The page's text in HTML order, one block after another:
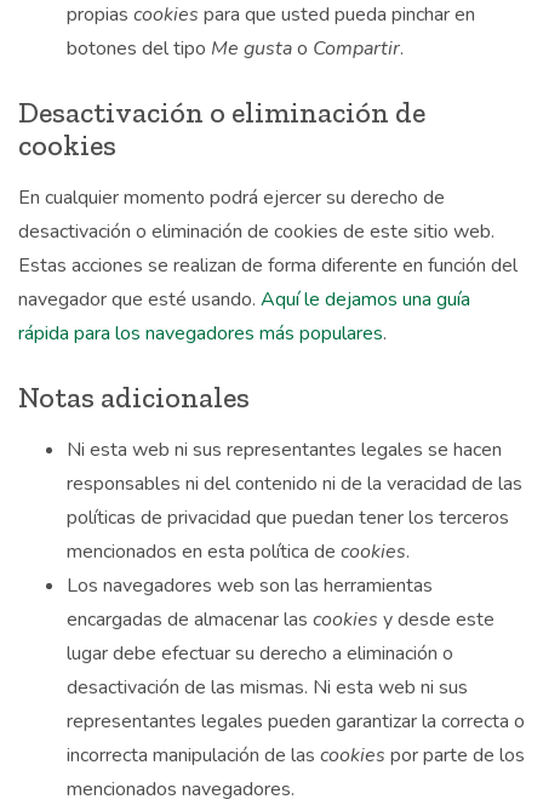
propias cookies para que usted pueda pinchar en
botones del tipo Me gustao Compartir.
Desactivación o eliminación de
cookies
En cualquier momento podrá ejercer su derecho de
desactivación o eliminación de cookies de este sitio web.
Estas acciones se realizan de forma diferente en función del
navegador que esté usando. Aquí le dejamos una guía
rápida para los navegadores más populares.
Notas adicionales
Ni esta web ni sus representantes legales se hacen
responsables ni del contenido ni de la veracidad de las
políticas de privacidad que puedan tener los terceros
mencionados en esta política de cookies.
Los navegadores web son las herramientas
encargadas de almacenar las cookies y desde este
lugar debe efectuar su derecho a eliminación o
desactivación de las mismas. Ni esta web ni sus
representantes legales pueden garantizar la correcta o
incorrecta manipulación de las cookies por parte de los
mencionados navegadores.